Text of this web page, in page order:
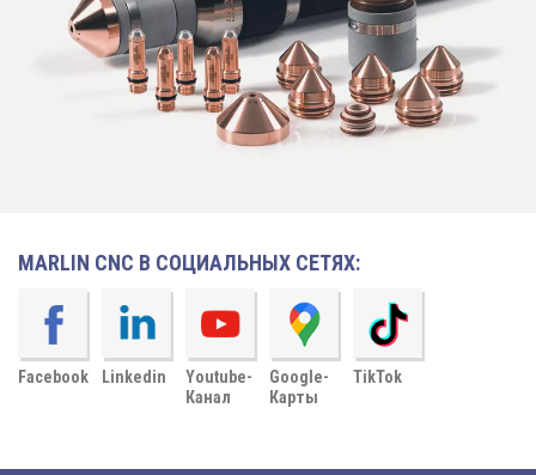
MARLIN CNC В СОЦИАЛЬНЫХ СЕТЯХ:
Facebook Linkedin
Youtube-
Канал
Google-
Карты
TikTok